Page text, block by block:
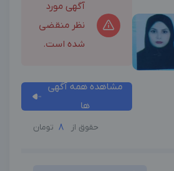
آگهی مورد
نظر منقضی
شده است.
مشاهده همه آگهی
ها
حقوق از 8 تومان